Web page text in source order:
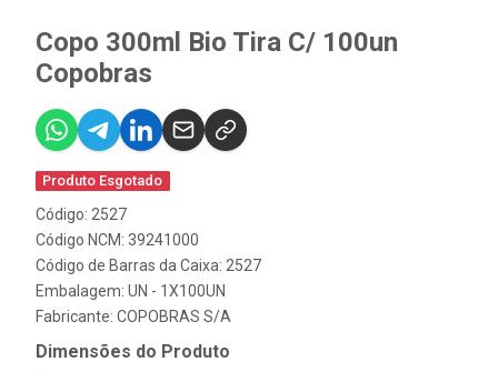
Copo 300ml Bio Tira C/ 100un
Copobras
Produto Esgotado
Código: 2527
Código NCM: 39241000
Código de Barras da Caixa: 2527
Embalagem: UN - 1X100UN
Fabricante: COPOBRAS S/A
Dimensões do Produto